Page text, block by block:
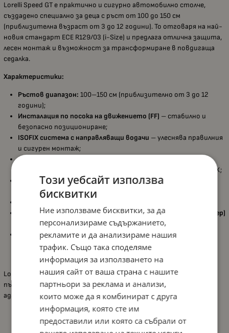
Lorelli Speed GT е практично и сигурно автомобилно столче,
създадено специално за деца с ръст от 100 до 150 см
(приблизителна възраст от 3 до 12 години). То отговаря на най-
новия стандарт ECE R129/03 (i-Size) и предлага отлична защита,
лесен монтаж и възможност за трансформиране в повдигаща
седалка.
Характеристики:
Ръстов диапазон: 100–150 см (приблизително от 3 до 12
години);
Инсталация по посока на движението (FF) – стабилно и
безопасно позициониране;
ISOFIX система с направляващи водачи – улеснява правилния
и сигурен монтаж;
Лесен монтаж и с 3-точковия обезопасителен колан на
– възможност за закрепване със или без ISOFIX;
Регулируема облегалка за глава с механизъм
детето и гарантира комфорт и защита;
Възможност за използване като повдигаща седалка (бустер)
– гъвкаво решение за по-големи деца;
Одобрено и сертифицирано по ECE R129/03 (i-Size)
осигурява най-високо ниво на безопасност според
европейските стандарти.
Lorelli Speed GT е отлично решение за безопасно и удобно
пътуване на по-големи деца – леко, лесно за монтаж и
адаптивно спрямо растежа на детето.
Този уебсайт използва
бисквитки
Ние използваме бисквитки, за да
персонализираме съдържанието,
рекламите и да анализираме нашия
трафик. Също така споделяме
информация за използването на
нашия сайт от ваша страна с нашите
партньори за реклама и анализи,
които може да я комбинират с друга
информация, която сте им
предоставили или която са събрали от